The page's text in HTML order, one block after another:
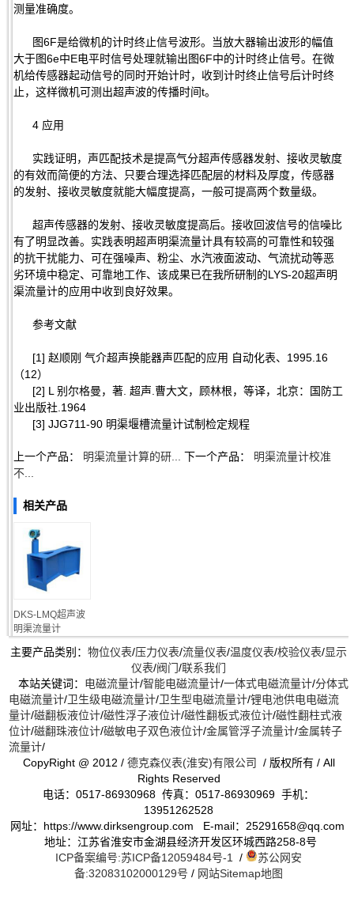
测量准确度。
图6F是给微机的计时终止信号波形。当放大器输出波形的幅值
大于图6e中E电平时信号处理就输出图6F中的计时终止信号。在微
机给传感器起动信号的同时开始计时，收到计时终止信号后计时终
止，这样微机可测出超声波的传播时间t。
4 应用
实践证明，声匹配技术是提高气分超声传感器发射、接收灵敏度
的有效而简便的方法、只要合理选择匹配层的材料及厚度，传感器
的发射、接收灵敏度就能大幅度提高，一般可提高两个数量级。
超声传感器的发射、接收灵敏度提高后。接收回波信号的信噪比
有了明显改善。实践表明超声明渠流量计具有较高的可靠性和较强
的抗干扰能力、可在强噪声、粉尘、水汽液面波动、气流扰动等恶
劣环境中稳定、可靠地工作、该成果已在我所研制的LYS-20超声明
渠流量计的应用中收到良好效果。
参考文献
[1] 赵顺刚 气介超声换能器声匹配的应用 自动化表、1995.16
（12）
[2] L 别尔格曼，著. 超声.曹大文，顾林根，等译，北京：国防工
业出版社.1964
[3] JJG711-90 明渠堰槽流量计试制检定规程
上一个产品： 明渠流量计算的研... 下一个产品：
明渠流量计校准
不...
相关产品
DKS-LMQ超声波
明渠流量计
主要产品类别： 物位仪表/压力仪表/流量仪表/温度仪表/校验仪表/显示
仪表/阀门/联系我们
本站关键词： 电磁流量计/智能电磁流量计/一体式电磁流量计/分体式
电磁流量计/卫生级电磁流量计/卫生型电磁流量计/锂电池供电电磁流
量计/磁翻板液位计/磁性浮子液位计/磁性翻板式液位计/磁性翻柱式液
位计/磁翻珠液位计/磁敏电子双色液位计/金属管浮子流量计/金属转子
流量计/
CopyRight @ 2012 / 德克森仪表(淮安)有限公司 / 版权所有 / All
Rights Reserved
电话：0517-86930968 传真：0517-86930969 手机：
13951262528
网址：https://www.dirksengroup.com E-mail：25291658@qq.com
地址：江苏省淮安市金湖县经济开发区环城西路258-8号
ICP备案编号:苏ICP备12059484号-1 /
苏公网安
备:32083102000129号 / 网站Sitemap地图